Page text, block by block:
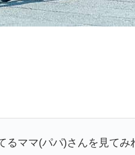
るママ(パパ)さんを見て